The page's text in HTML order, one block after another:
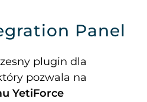
Panel
plugin dla
pozwala na
YetiForce